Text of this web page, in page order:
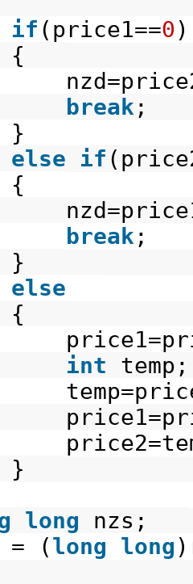
if (price1==0
break;
else
if
break;
else
int
long nzs;
(long long